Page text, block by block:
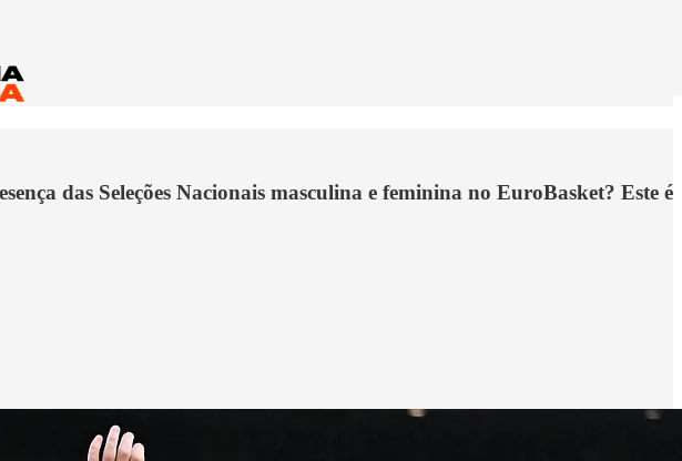
das Seleções Nacionais masculina e feminina no EuroBasket? Este é